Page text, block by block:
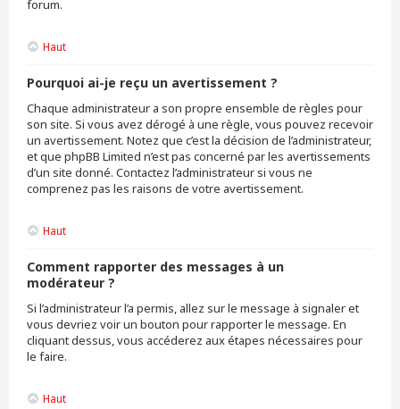
forum.
Haut
Pourquoi ai-je reçu un avertissement ?
Chaque administrateur a son propre ensemble de règles pour
son site. Si vous avez dérogé à une règle, vous pouvez recevoir
un avertissement. Notez que c’est la décision de l’administrateur,
et que phpBB Limited n’est pas concerné par les avertissements
d’un site donné. Contactez l’administrateur si vous ne
comprenez pas les raisons de votre avertissement.
Haut
Comment rapporter des messages à un
modérateur ?
Si l’administrateur l’a permis, allez sur le message à signaler et
vous devriez voir un bouton pour rapporter le message. En
cliquant dessus, vous accéderez aux étapes nécessaires pour
le faire.
Haut